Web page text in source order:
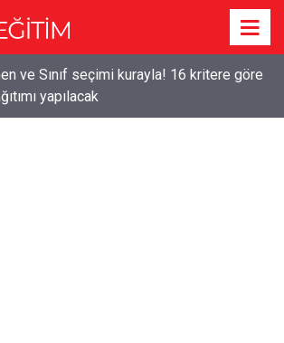
ve Sınıf seçimi kurayla! 16 kritere göre
yapılacak